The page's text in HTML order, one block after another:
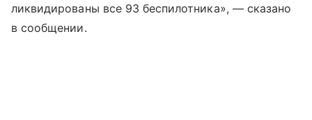
ликвидированы все 93 беспилотника», — сказано
в сообщении.